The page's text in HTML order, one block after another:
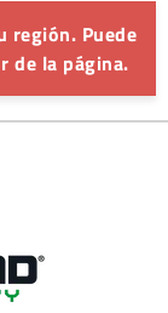
región. Puede
de la página.